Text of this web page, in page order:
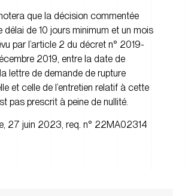
que la décision commentée
délai de 10 jours minimum et un mois
par l’article 2 du décret n° 2019-
2019, entre la date de
lettre de demande de rupture
et celle de l’entretien relatif à cette
pas prescrit à peine de nullité.
27 juin 2023, req. n° 22MA02314